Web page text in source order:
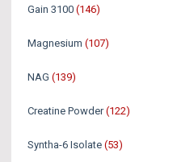
Gain 3100 (146)
Magnesium (107)
NAG (139)
Creatine Powder (122)
Syntha-6 Isolate (53)